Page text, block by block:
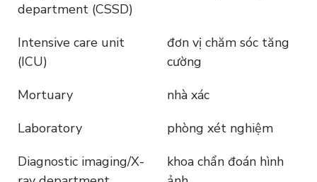
department (CSSD)
Intensive care unit
(ICU)
đơn vị chăm sóc tăng
cường
Mortuary
nhà xác
Laboratory
phòng xét nghiệm
Diagnostic imaging/X-
khoa chẩn đoán hình